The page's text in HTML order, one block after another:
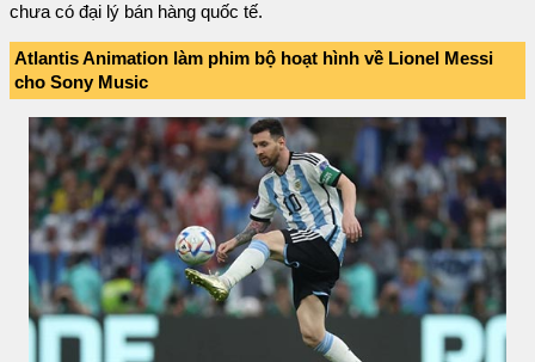
chưa có đại lý bán hàng quốc tế.
Atlantis Animation làm phim bộ hoạt hình về Lionel Messi
cho Sony Music